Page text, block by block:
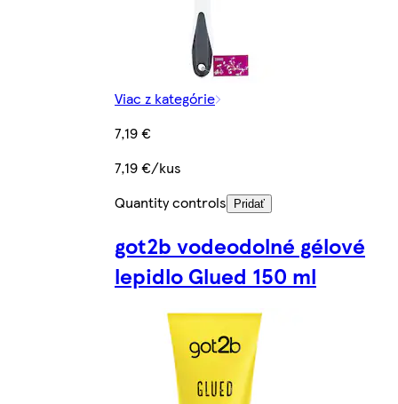
Viac z kategórie
7,19 €
7,19 €/kus
Quantity controls
Pridať
got2b vodeodolné gélové
lepidlo Glued 150 ml